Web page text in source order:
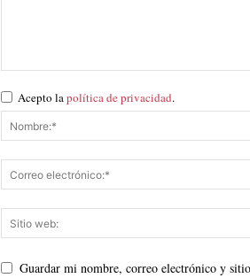
Acepto lapolítica de privacidad.
Guardar mi nombre, correo electrónico y